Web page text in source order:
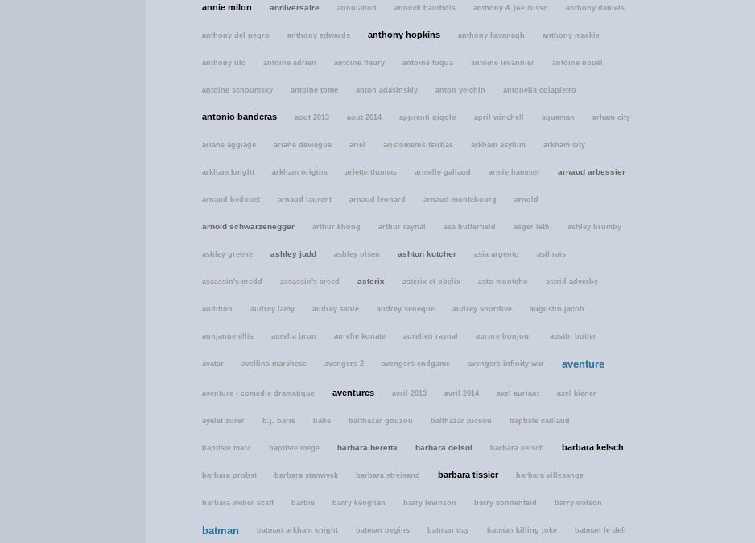
annie milon anniversaire annulation anouck hautbois anthony & joe russo anthony daniels
anthony del negro anthony edwards anthony hopkins anthony kavanagh anthony mackie
anthony ulc antoine adrien antoine fleury antoine fuqua antoine levannier antoine nouel
antoine schoumsky antoine tome anton adasinskiy anton yelchin antonella colapietro
antonio banderas aout 2013 aout 2014 apprenti gigolo april winchell aquaman arham city
ariane aggiage ariane deviegue ariel aristomenis tsirbas arkham asylum arkham city
arkham knight arkham origins arlette thomas armelle gallaud armie hammer arnaud arbessier
arnaud bedouet arnaud laurent arnaud leonard arnaud montebourg arnold
arnold schwarzenegger arthur khong arthur raynal asa butterfield asger leth ashley brumby
ashley greene ashley judd ashley olsen ashton kutcher asia argento asil rais
assassin's credd assassin's creed asterix asterix et obelix asto montcho astrid adverbe
audition audrey lamy audrey sable audrey seneque audrey sourdive augustin jacob
aunjanue ellis aurelia brun aurelie konate aurelien raynal aurore bonjour austin butler
avatar avellina marchese avengers 2 avengers endgame avengers infinity war aventure
aventure - comedie dramatique aventures avril 2013 avril 2014 axel auriant axel kiener
ayelet zurer b.j. barie babe balthazar gouzou balthazar picsou baptiste caillaud
baptiste marc baptiste mege barbara beretta barbara delsol barbara kelsch barbara kelsch
barbara probst barbara stanwyck barbara streisand barbara tissier barbara villesange
barbara weber scaff barbie barry keoghan barry levinson barry sonnenfeld barry watson
batman batman arkham knight batman begins batman day batman killing joke batman le defi